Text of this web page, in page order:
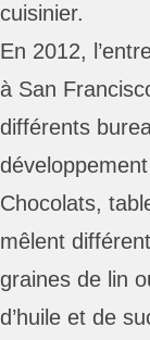
cuisinier.
En 2012,
à San
différents
Chocolats,
mêlent
graines de lin
d’huile et de